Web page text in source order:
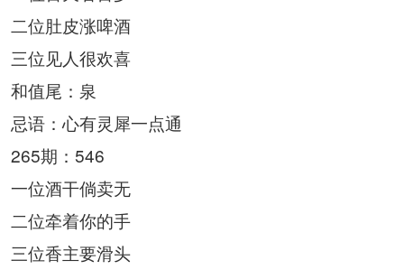
二位肚皮涨啤酒
三位见人很欢喜
和值尾：泉
忌语：心有灵犀一点通
265期：546
一位酒干倘卖无
二位牵着你的手
三位香主要滑头